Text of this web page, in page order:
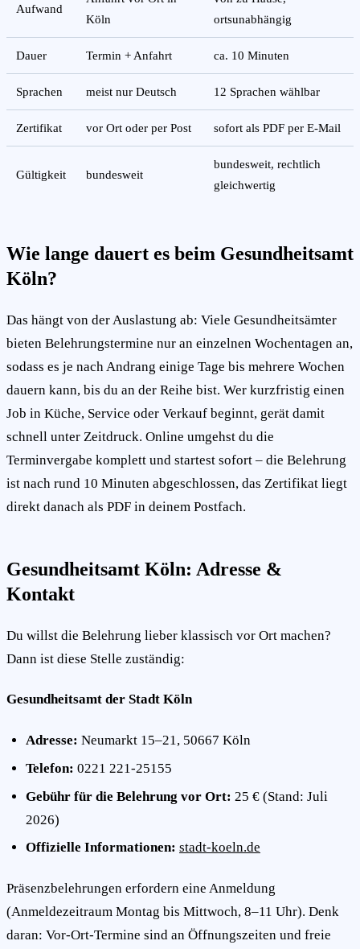
Aufwand
Köln
ortsunabhängig
Dauer Termin + Anfahrt ca. 10 Minuten
Sprachen meist nur Deutsch 12 Sprachen wählbar
Zertifikat vor Ort oder per Post sofort als PDF per E-Mail
Gültigkeit bundesweit
bundesweit, rechtlich
gleichwertig
Wie lange dauert es beim Gesundheitsamt
Köln?
Das hängt von der Auslastung ab: Viele Gesundheitsämter
bieten Belehrungstermine nur an einzelnen Wochentagen an,
sodass es je nach Andrang einige Tage bis mehrere Wochen
dauern kann, bis du an der Reihe bist. Wer kurzfristig einen
Job in Küche, Service oder Verkauf beginnt, gerät damit
schnell unter Zeitdruck. Online umgehst du die
Terminvergabe komplett und startest sofort – die Belehrung
ist nach rund 10 Minuten abgeschlossen, das Zertifikat liegt
direkt danach als PDF in deinem Postfach.
Gesundheitsamt Köln: Adresse &
Kontakt
Du willst die Belehrung lieber klassisch vor Ort machen?
Dann ist diese Stelle zuständig:
Gesundheitsamt der Stadt Köln
Adresse: Neumarkt 15–21, 50667 Köln
Telefon: 0221 221-25155
Gebühr für die Belehrung vor Ort: 25 € (Stand: Juli
2026)
Offizielle Informationen: stadt-koeln.de
Präsenzbelehrungen erfordern eine Anmeldung
(Anmeldezeitraum Montag bis Mittwoch, 8–11 Uhr). Denk
daran: Vor-Ort-Termine sind an Öffnungszeiten und freie